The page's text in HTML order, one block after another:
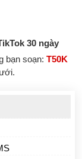
30 ngày
bạn soạn:T50K